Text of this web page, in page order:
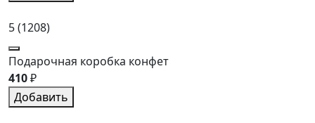
5(1208)
Подарочная коробка конфет
410₽
Добавить